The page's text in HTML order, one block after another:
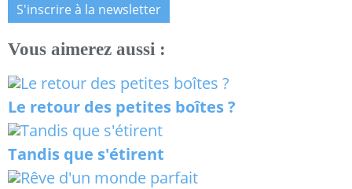
S'inscrire à la newsletter
Vous aimerez aussi :
Le retour des petites boîtes ?
Tandis que s'étirent